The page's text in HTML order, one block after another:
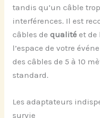
tandis qu’un câble
interférences. Il est
câbles dequalité et de
l’espace de votre
des câbles de 5 à 10
standard.
Les adaptateurs
survie